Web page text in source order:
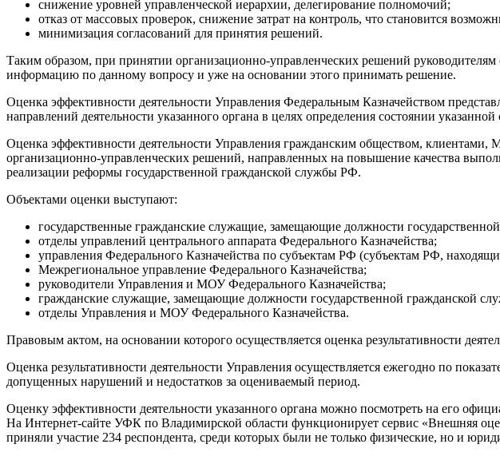
снижение уровней управленческой иерархии, делегирование полномочий;
отказ от массовых проверок, снижение затрат на контроль, что становится
минимизация согласований для принятия решений.
Таким образом, при принятии организационно-управленческих решений
информацию по данному вопросу и уже на основании этого принимать решение.
Оценка эффективности деятельности Управления Федеральным Казначейством
направлений деятельности указанного органа в целях определения состоянии указанной
Оценка эффективности деятельности Управления гражданским обществом,
организационно-управленческих решений, направленных на повышение качества
реализации реформы государственной гражданской службы РФ.
Объектами оценки выступают:
государственные гражданские служащие, замещающие должности
отделы управлений центрального аппарата Федерального Казначейства;
управления Федерального Казначейства по субъектам РФ (субъектам РФ,
Межрегиональное управление Федерального Казначейства;
руководители Управления и МОУ Федерального Казначейства;
гражданские служащие, замещающие должности государственной гражданской
отделы Управления и МОУ Федерального Казначейства.
Правовым актом, на основании которого осуществляется оценка результативности
Оценка результативности деятельности Управления осуществляется ежегодно по
допущенных нарушений и недостатков за оцениваемый период.
Оценку эффективности деятельности указанного органа можно посмотреть на его
На Интернет-сайте УФК по Владимирской области функционирует сервис «Внешняя
приняли участие 234 респондента, среди которых были не только физические, но и